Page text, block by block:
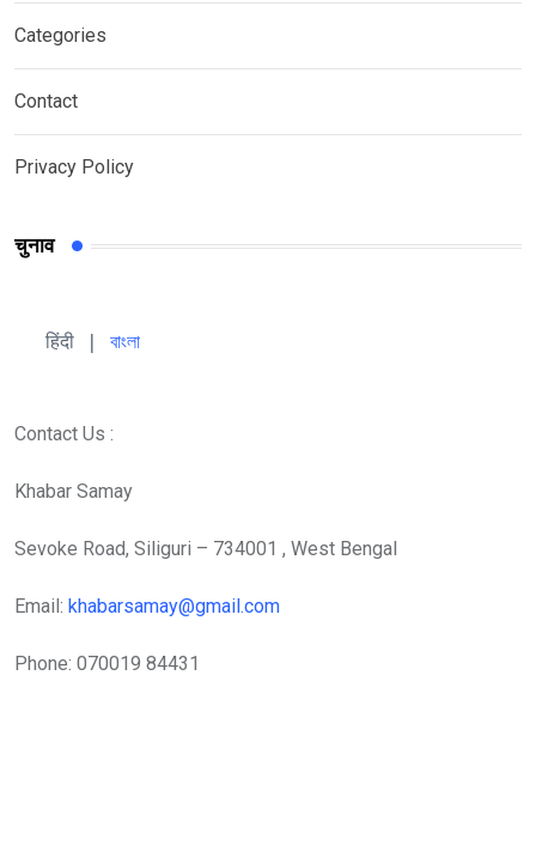
Categories
Contact
Privacy Policy
चुनाव
हिंदी | বাংলা
Contact Us :
Khabar Samay
Sevoke Road, Siliguri – 734001 , West Bengal
Email: khabarsamay@gmail.com
Phone: 070019 84431